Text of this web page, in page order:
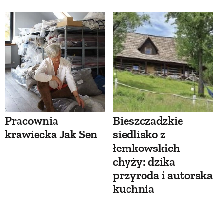
Pracownia
krawiecka Jak Sen
Bieszczadzkie
siedlisko z
łemkowskich
chyży: dzika
przyroda i autorska
kuchnia